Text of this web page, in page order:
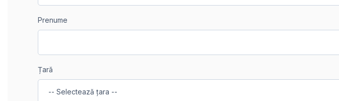
Prenume
Țară